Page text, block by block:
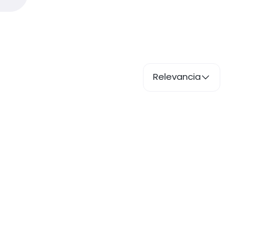
Relevancia